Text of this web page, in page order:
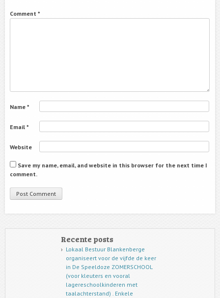
Comment *
Name *
Email *
Website
Save my name, email, and website in this browser for the next time I
comment.
Recente posts
Lokaal Bestuur Blankenberge
organiseert voor de vijfde de keer
in De Speeldoze ZOMERSCHOOL
(voor kleuters en vooral
lagereschoolkinderen met
taalachterstand) . Enkele